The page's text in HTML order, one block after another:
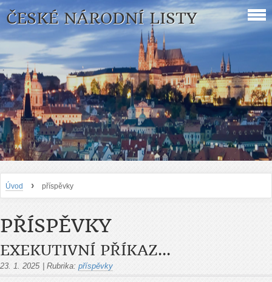
ČESKÉ NÁRODNÍ LISTY
Úvod › příspěvky
PŘÍSPĚVKY
EXEKUTIVNÍ PŘÍKAZ...
23. 1. 2025 Rubrika: příspěvky